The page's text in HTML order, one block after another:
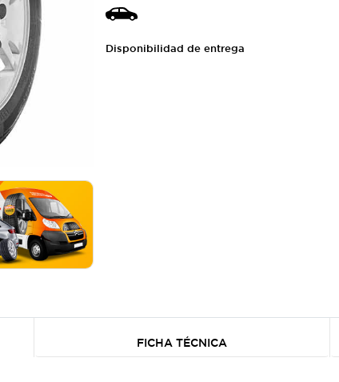
Disponibilidad de entrega
FICHA TÉCNICA